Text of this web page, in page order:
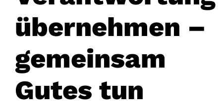
übernehmen –
gemeinsam
Gutes tun